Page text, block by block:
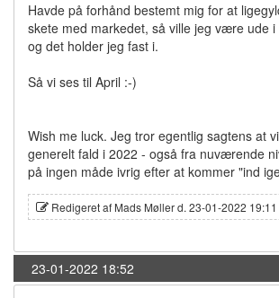
Havde på forhånd bestemt mig for at
skete med markedet, så ville jeg være ude
og det holder jeg fast i.
Så vi ses til April :-)
Wish me luck. Jeg tror egentlig sagtens at
generelt fald i 2022 - også fra nuværende
på ingen måde ivrig efter at kommer "ind
Redigeret af Mads Møller d. 23-01-2022 19:11
23-01-2022 18:52